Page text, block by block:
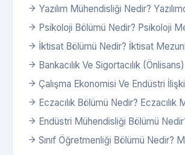
Yazılım Mühendisliği Nedir?
Psikoloji Bölümü Nedir? Psikoloji
İktisat Bölümü Nedir? İktisat
Bankacılık Ve Sigortacılık
Çalışma Ekonomisi Ve Endüstri
Eczacılık Bölümü Nedir? Eczacılık
Endüstri Mühendisliği Bölümü
Sınıf Öğretmenliği Bölümü Nedir?